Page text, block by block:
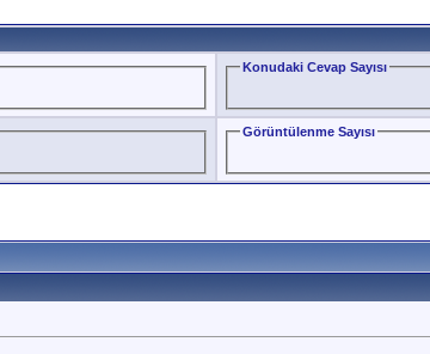
Konudaki Cevap Sayısı
Görüntülenme Sayısı